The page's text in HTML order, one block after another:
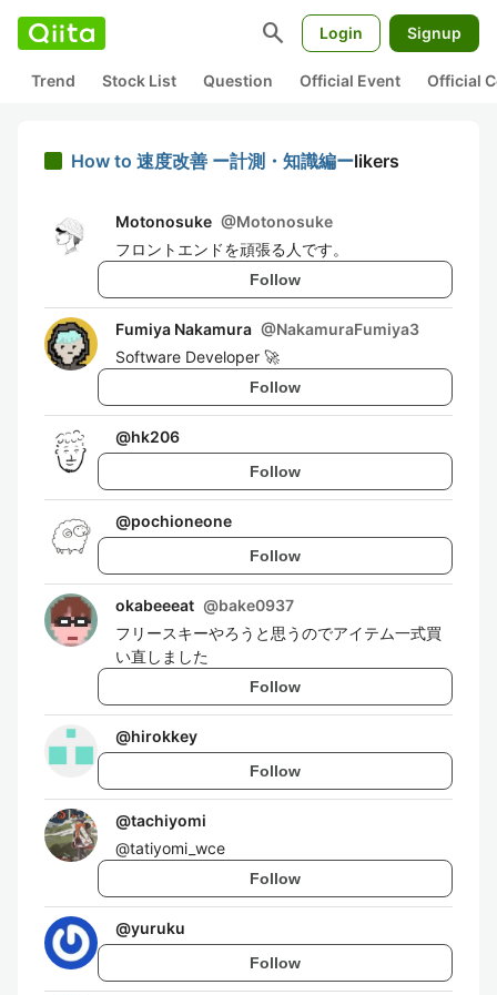
search Login Signup
Trend Stock List Question Official Event Official
How to 速度改善 ー計測・知識編ーlikers
Motonosuke @Motonosuke
フロントエンドを頑張る人です。
Follow
Fumiya Nakamura @NakamuraFumiya3
Software Developer 🚀
Follow
@hk206
Follow
@pochioneone
Follow
okabeeeat @bake0937
フリースキーやろうと思うのでアイテム一式買
い直しました
Follow
@hirokkey
Follow
@tachiyomi
@tatiyomi_wce
Follow
@yuruku
Follow